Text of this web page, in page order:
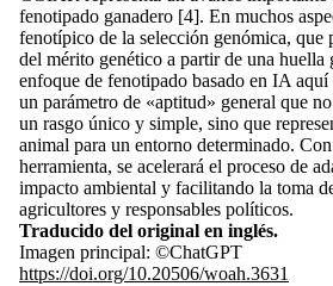
fenotipado ganadero [4]. En muchos
fenotípico de la selección genómica, que
del mérito genético a partir de una huella
enfoque de fenotipado basado en IA
un parámetro de «aptitud» general que
un rasgo único y simple, sino que
animal para un entorno determinado.
herramienta, se acelerará el proceso de
impacto ambiental y facilitando la toma
agricultores y responsables políticos.
Traducido del original en inglés.
Imagen principal: ©ChatGPT
https://doi.org/10.20506/woah.3631